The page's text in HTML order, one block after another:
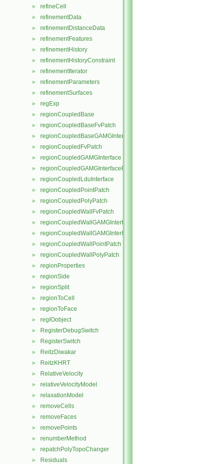
► refineCell
► refinementData
► refinementDistanceData
► refinementFeatures
► refinementHistory
► refinementHistoryConstraint
► refinementIterator
► refinementParameters
► refinementSurfaces
► regExp
► regionCoupledBase
► regionCoupledBaseFvPatch
► regionCoupledBaseGAMGInterface
► regionCoupledFvPatch
► regionCoupledGAMGInterface
► regionCoupledGAMGInterfaceField
► regionCoupledLduInterface
► regionCoupledPointPatch
► regionCoupledPolyPatch
► regionCoupledWallFvPatch
► regionCoupledWallGAMGInterface
► regionCoupledWallGAMGInterfaceField
► regionCoupledWallPointPatch
► regionCoupledWallPolyPatch
► regionProperties
► regionSide
► regionSplit
► regionToCell
► regionToFace
► regIOobject
► RegisterDebugSwitch
► RegisterSwitch
► ReitzDiwakar
► ReitzKHRT
► RelativeVelocity
► relativeVelocityModel
► relaxationModel
► removeCells
► removeFaces
► removePoints
► renumberMethod
► repatchPolyTopoChanger
► Residuals